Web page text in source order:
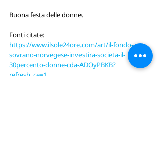
Buona festa delle donne.
Fonti citate:
https://www.ilsole24ore.com/art/il-fondo-
sovrano-norvegese-investira-societa-il-
30percento-donne-cda-ADOyPBKB?
refresh_ce=1